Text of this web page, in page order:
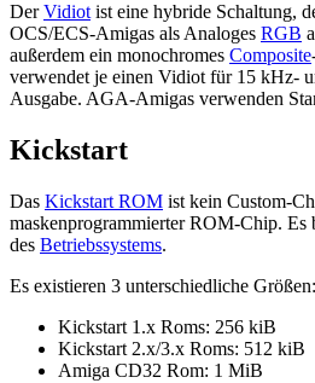
DerVidiotist eine hybride Schaltung,
OCS/ECS-Amigas als Analoges RGB
außerdem ein monochromes Composite
verwendet je einen Vidiot für 15 kHz-
Ausgabe. AGA-Amigas verwenden
Kickstart
Das Kickstart ROM ist kein Custom-
maskenprogrammierter ROM-Chip. Es
des Betriebssystems.
Es existieren 3 unterschiedliche Größen:
Kickstart 1.x Roms: 256 kiB
Kickstart 2.x/3.x Roms: 512 kiB
Amiga CD32 Rom: 1 MiB